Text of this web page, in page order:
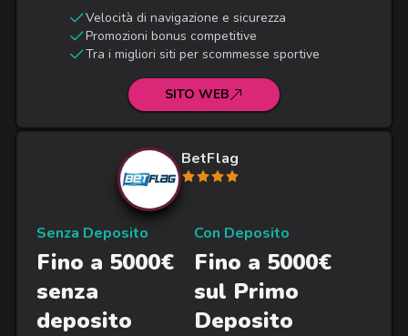
Velocità di navigazione e sicurezza
Promozioni bonus competitive
Tra i migliori siti per scommesse sportive
SITO WEB
BetFlag
Senza Deposito
Fino a 5000€
senza
deposito
Con Deposito
Fino a 5000€
sul Primo
Deposito